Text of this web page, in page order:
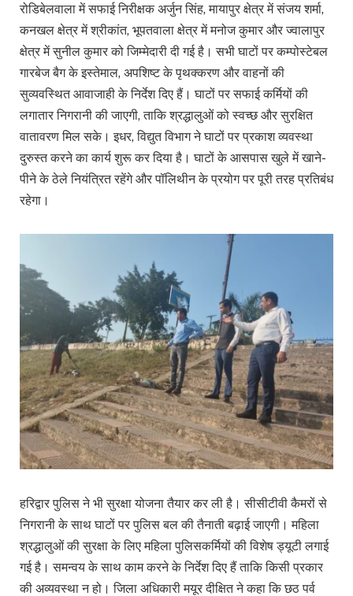
रोडिबेलवाला में सफाई निरीक्षक अर्जुन सिंह, मायापुर क्षेत्र में संजय शर्मा,
कनखल क्षेत्र में श्रीकांत, भूपतवाला क्षेत्र में मनोज कुमार और ज्वालापुर
क्षेत्र में सुनील कुमार को जिम्मेदारी दी गई है। सभी घाटों पर कम्पोस्टेबल
गारबेज बैग के इस्तेमाल, अपशिष्ट के पृथक्करण और वाहनों की
सुव्यवस्थित आवाजाही के निर्देश दिए हैं। घाटों पर सफाई कर्मियों की
लगातार निगरानी की जाएगी, ताकि श्रद्धालुओं को स्वच्छ और सुरक्षित
वातावरण मिल सके। इधर, विद्युत विभाग ने घाटों पर प्रकाश व्यवस्था
दुरुस्त करने का कार्य शुरू कर दिया है। घाटों के आसपास खुले में खाने-
पीने के ठेले नियंत्रित रहेंगे और पॉलिथीन के प्रयोग पर पूरी तरह प्रतिबंध
रहेगा।
हरिद्वार पुलिस ने भी सुरक्षा योजना तैयार कर ली है। सीसीटीवी कैमरों से
निगरानी के साथ घाटों पर पुलिस बल की तैनाती बढ़ाई जाएगी। महिला
श्रद्धालुओं की सुरक्षा के लिए महिला पुलिसकर्मियों की विशेष ड्यूटी लगाई
गई है। समन्वय के साथ काम करने के निर्देश दिए हैं ताकि किसी प्रकार
की अव्यवस्था न हो। जिला अधिकारी मयूर दीक्षित ने कहा कि छठ पर्व